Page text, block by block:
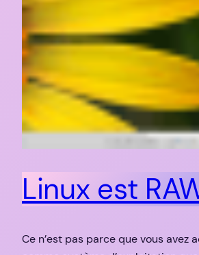
Linux est
Ce n’est pas parce que vous avez